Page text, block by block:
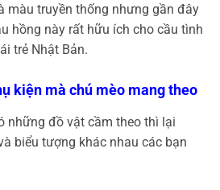
màu truyền thống nhưng gần đây
hồng này rất hữu ích cho cầu tình
trẻ Nhật Bản.
kiện mà chú mèo mang theo
những đồ vật cầm theo thì lại
biểu tượng khác nhau các bạn